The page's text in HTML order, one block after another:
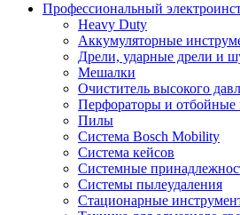
Профессиональный
Heavy Duty
Аккумуляторные
Дрели, ударные дрели и
Мешалки
Очиститель высокого
Перфораторы и отбойные
Пилы
Система Bosch Mobility
Система кейсов
Системные
Системы пылеудаления
Стационарные